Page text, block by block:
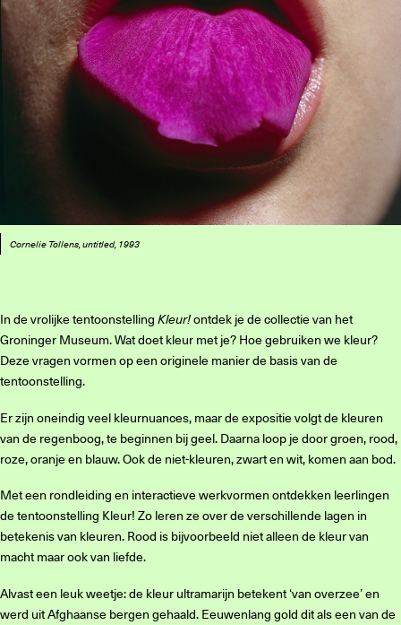
Cornelie Tollens, untitled, 1993
In de vrolijke tentoonstelling Kleur!ontdek je de collectie van het
Groninger Museum. Wat doet kleur met je? Hoe gebruiken we kleur?
Deze vragen vormen op een originele manier de basis van de
tentoonstelling.
Er zijn oneindig veel kleurnuances, maar de expositie volgt de kleuren
van de regenboog, te beginnen bij geel. Daarna loop je door groen, rood,
roze, oranje en blauw. Ook de niet-kleuren, zwart en wit, komen aan bod.
Met een rondleiding en interactieve werkvormen ontdekken leerlingen
de tentoonstelling Kleur! Zo leren ze over de verschillende lagen in
betekenis van kleuren. Rood is bijvoorbeeld niet alleen de kleur van
macht maar ook van liefde.
Alvast een leuk weetje: de kleur ultramarijn betekent ‘van overzee’ en
werd uit Afghaanse bergen gehaald. Eeuwenlang gold dit als een van de